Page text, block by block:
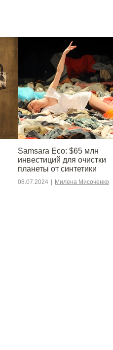
Samsara Eco: $65 млн
инвестиций для очистки
планеты от синтетики
08.07.2024 Милена Мисоченко